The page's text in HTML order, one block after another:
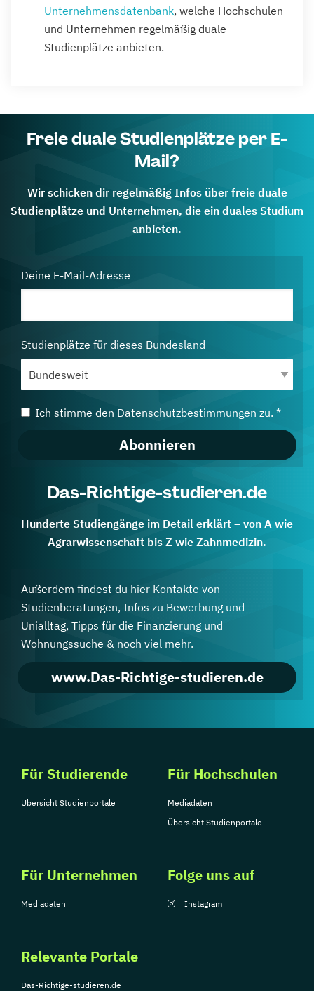
Unternehmensdatenbank, welche Hochschulen
und Unternehmen regelmäßig duale
Studienplätze anbieten.
Freie duale Studienplätze per E-
Mail?
Wir schicken dir regelmäßig Infos über freie duale
Studienplätze und Unternehmen, die ein duales Studium
anbieten.
Deine E-Mail-Adresse
Studienplätze für dieses Bundesland
Ich stimme den Datenschutzbestimmungen zu. *
Abonnieren
Das-Richtige-studieren.de
Hunderte Studiengänge im Detail erklärt – von A wie
Agrarwissenschaft bis Z wie Zahnmedizin.
Außerdem findest du hier Kontakte von
Studienberatungen, Infos zu Bewerbung und
Unialltag, Tipps für die Finanzierung und
Wohnungssuche & noch viel mehr.
www.Das-Richtige-studieren.de
Für Studierende
Übersicht Studienportale
Für Hochschulen
Mediadaten
Übersicht Studienportale
Für Unternehmen
Mediadaten
Relevante Portale
Das-Richtige-studieren.de
Folge uns auf
Instagram